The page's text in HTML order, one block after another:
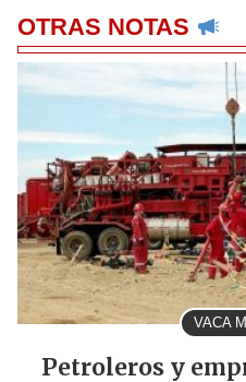
OTRAS NOTAS
VACA
Petroleros y